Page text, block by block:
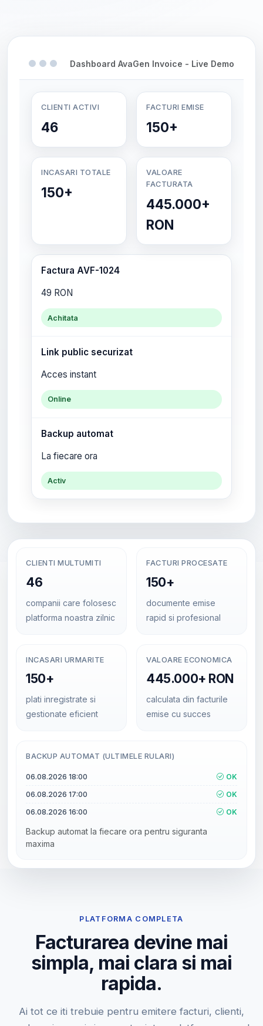
Dashboard AvaGen Invoice - Live Demo
CLIENTI ACTIVI
46
FACTURI EMISE
150+
INCASARI TOTALE
150+
VALOARE
FACTURATA
445.000+
RON
Factura AVF-1024
49 RON
Achitata
Link public securizat
Acces instant
Online
Backup automat
La fiecare ora
Activ
CLIENTI MULTUMITI
46
companii care folosesc
platforma noastra zilnic
FACTURI PROCESATE
150+
documente emise
rapid si profesional
INCASARI URMARITE
150+
plati inregistrate si
gestionate eficient
VALOARE ECONOMICA
445.000+ RON
calculata din facturile
emise cu succes
BACKUP AUTOMAT (ULTIMELE RULARI)
06.08.2026 18:00
OK
06.08.2026 17:00
OK
06.08.2026 16:00
OK
Backup automat la fiecare ora pentru siguranta
maxima
PLATFORMA COMPLETA
Facturarea devine mai
simpla, mai clara si mai
rapida.
Ai tot ce iti trebuie pentru emitere facturi, clienti,